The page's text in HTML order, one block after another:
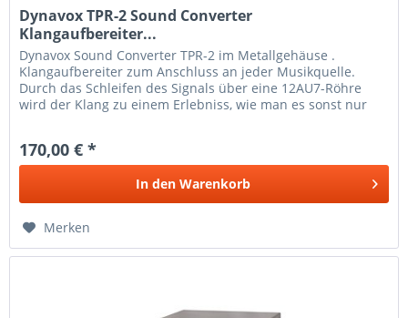
Dynavox TPR-2 Sound Converter
Klangaufbereiter...
Dynavox Sound Converter TPR-2 im Metallgehäuse .
Klangaufbereiter zum Anschluss an jeder Musikquelle.
Durch das Schleifen des Signals über eine 12AU7-Röhre
wird der Klang zu einem Erlebniss, wie man es sonst nur
170,00 € *
In den Warenkorb
Merken